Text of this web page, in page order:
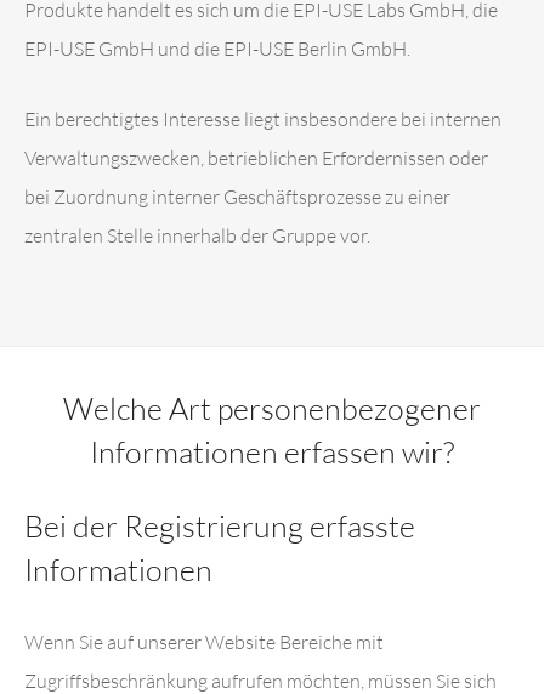
Produkte handelt es sich um die EPI-USE Labs GmbH, die
EPI-USE GmbH und die EPI-USE Berlin GmbH.
Ein berechtigtes Interesse liegt insbesondere bei internen
Verwaltungszwecken, betrieblichen Erfordernissen oder
bei Zuordnung interner Geschäftsprozesse zu einer
zentralen Stelle innerhalb der Gruppe vor.
Welche Art personenbezogener
Informationen erfassen wir?
Bei der Registrierung erfasste
Informationen
Wenn Sie auf unserer Website Bereiche mit
Zugriffsbeschränkung aufrufen möchten, müssen Sie sich